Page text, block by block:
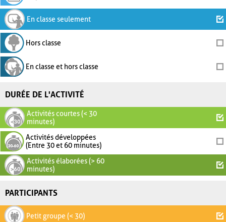
En classe seulement
Hors classe
En classe et hors classe
DURÉE DE L'ACTIVITÉ
Activités courtes (< 30
minutes)
Activités développées
(Entre 30 et 60 minutes)
Activités élaborées (> 60
minutes)
PARTICIPANTS
Petit groupe (< 30)